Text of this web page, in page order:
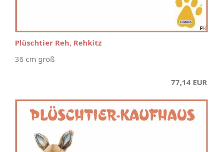
Plüschtier Reh, Rehkitz
36 cm groß
77,14 EUR